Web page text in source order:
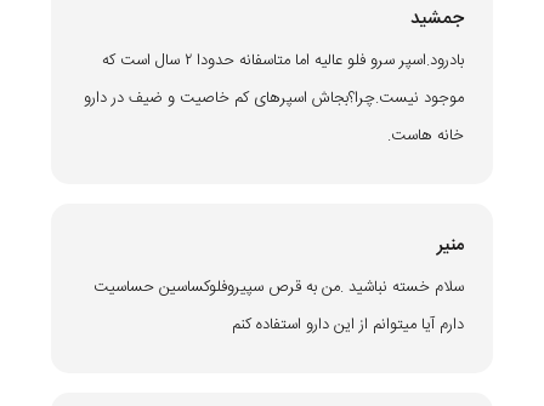
جمشید
بادرود.اسپر سرو فلو عالیه اما متاسفانه حدودا ۲ سال است که
موجود نیست.چرا؟بجاش اسپرهای کم خاصیت و ضیف در دارو
خانه هاست.
منیر
سلام خسته نباشید .من به قرص سپیروفلوکساسین حساسیت
دارم آیا میتوانم از این دارو استفاده کنم